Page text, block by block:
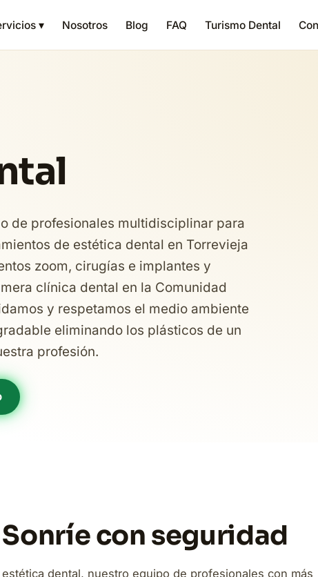
▾ Nosotros Blog FAQ Turismo Dental
de profesionales multidisciplinar para
de estética dental en Torrevieja
zoom, cirugías e implantes y
clínica dental en la Comunidad
y respetamos el medio ambiente
eliminando los plásticos de un
profesión.
con seguridad
dental, nuestro equipo de profesionales con más